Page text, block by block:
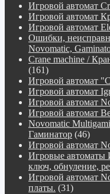
Игровой автомат
Игровой автомат
Игровой автомат
Ошибки,
Novomatic,
Crane machine /
(161)
Игровой автомат
Игровой автомат
Игровой автомат
Игровой автомат
Novomatiс
Гаминатор (46)
Игровой автомат
Игровые автоматы
ключ, обнуление,
Игровой автомат
платы. (31)